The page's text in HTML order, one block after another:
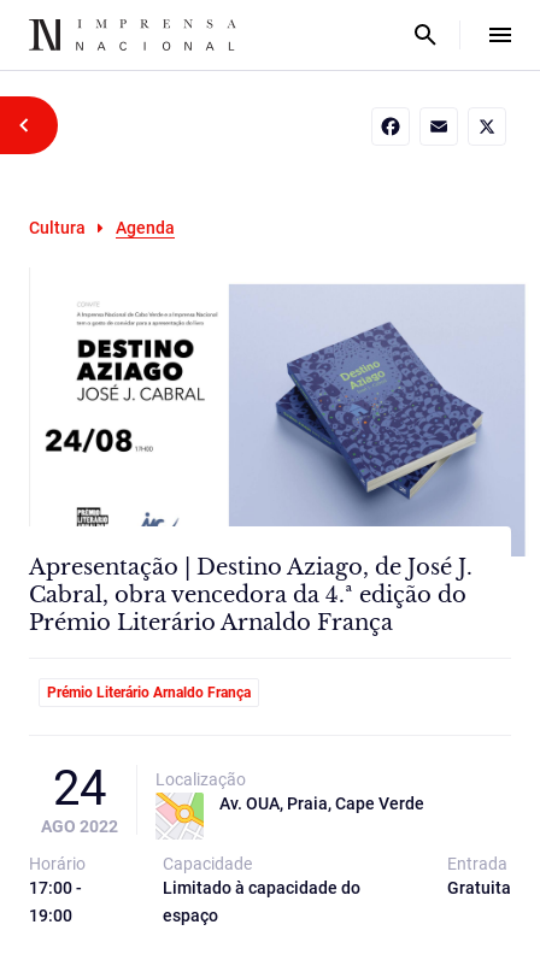
Cultura Agenda
Apresentação | Destino Aziago, de José J.
Cabral, obra vencedora da 4.ª edição do
Prémio Literário Arnaldo França
Prémio Literário Arnaldo França
24
AGO 2022
Localização
Av. OUA, Praia, Cape Verde
Horário
17:00 -
19:00
Capacidade
Limitado à capacidade do
espaço
Entrada
Gratuita